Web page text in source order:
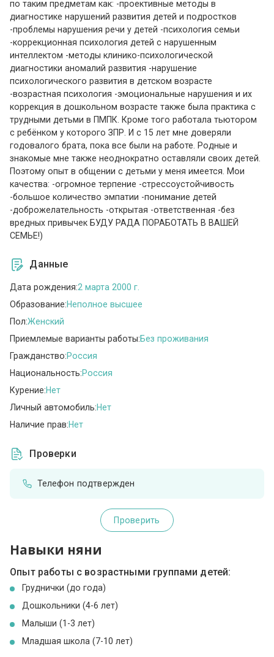
по таким предметам как: -проективные методы в
диагностике нарушений развития детей и подростков
-проблемы нарушения речи у детей -психология семьи
-коррекционная психология детей с нарушенным
интеллектом -методы клинико-психологической
диагностики аномалий развития -нарушение
психологического развития в детском возрасте
-возрастная психология -эмоциональные нарушения и их
коррекция в дошкольном возрасте также была практика с
трудными детьми в ПМПК. Кроме того работала тьютором
с ребёнком у которого ЗПР. И с 15 лет мне доверяли
годовалого брата, пока все были на работе. Родные и
знакомые мне также неоднократно оставляли своих детей.
Поэтому опыт в общении с детьми у меня имеется. Мои
качества: -огромное терпение -стрессоустойчивость
-большое количество эмпатии -понимание детей
-доброжелательность -открытая -ответственная -без
вредных привычек БУДУ РАДА ПОРАБОТАТЬ В ВАШЕЙ
СЕМЬЕ!)
Данные
Дата рождения:2 марта 2000 г.
Образование:Неполное высшее
Пол:Женский
Приемлемые варианты работы:Без проживания
Гражданство:Россия
Национальность:Россия
Курение:Нет
Личный автомобиль:Нет
Наличие прав:Нет
Проверки
Телефон подтвержден
Проверить
Навыки няни
Опыт работы с возрастными группами детей:
Груднички (до года)
Дошкольники (4-6 лет)
Малыши (1-3 лет)
Младшая школа (7-10 лет)